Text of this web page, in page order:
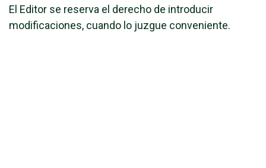
El Editor se reserva el derecho de introducir
modificaciones, cuando lo juzgue conveniente.